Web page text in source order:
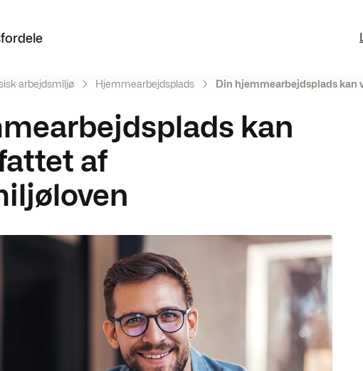
arbejdsmiljø Hjemmearbejdsplads Din hjemmearbejdsplads kan
kan
af